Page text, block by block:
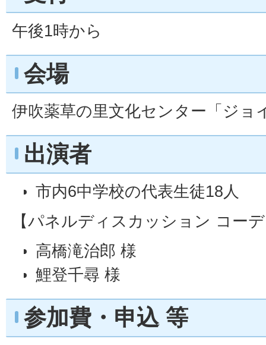
午後1時から
会場
伊吹薬草の里文化センター「ジョ
出演者
市内6中学校の代表生徒18人
【パネルディスカッション コー
高橋滝治郎 様
鯉登千尋 様
参加費・申込 等